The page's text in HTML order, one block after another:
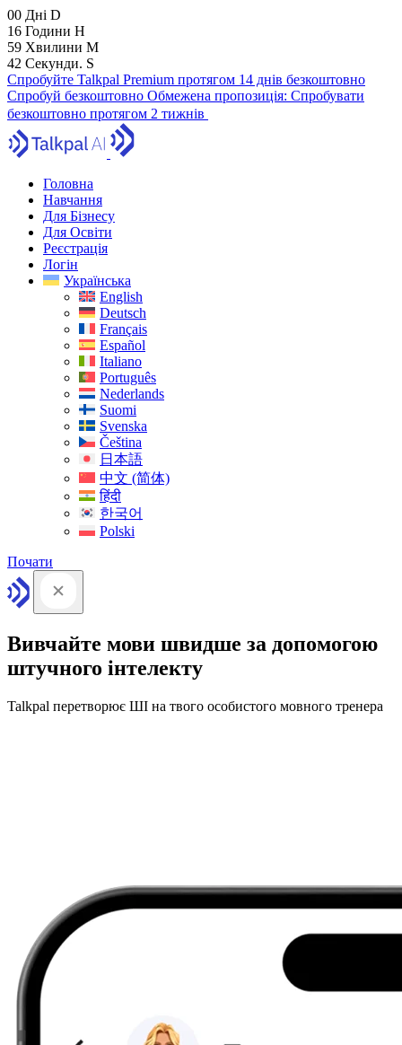
00 Дні D
16 Години H
59 Хвилини M
40 Секунди. S
Спробуйте Talkpal Premium протягом 14 днів безкоштовно
Спробуй безкоштовно Обмежена пропозиція: Спробувати
безкоштовно протягом 2 тижнів
Головна
Навчання
Для Бізнесу
Для Освіти
Реєстрація
Логін
Українська
English
Deutsch
Français
Español
Italiano
Português
Nederlands
Suomi
Svenska
Čeština
日本語
中文 (简体)
हिंदी
한국어
Polski
Почати
Вивчайте мови швидше за допомогою
штучного інтелекту
Talkpal перетворює ШІ на твого особистого мовного тренера